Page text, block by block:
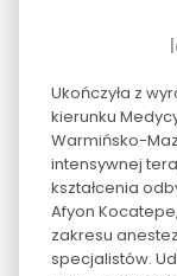
Ukończyła z
kierunku
Warmińsko-
intensywnej
kształcenia
Afyon
zakresu
specjalistów.